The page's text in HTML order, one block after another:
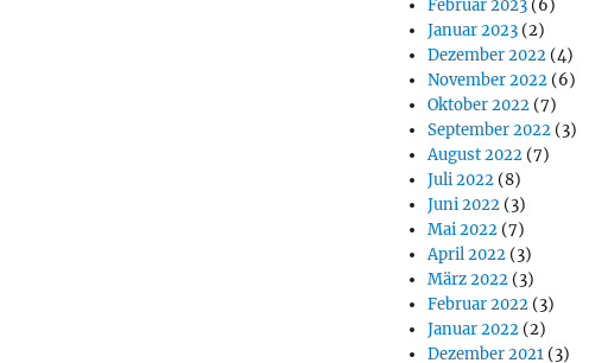
Februar 2023 (6)
Januar 2023 (2)
Dezember 2022 (4)
November 2022 (6)
Oktober 2022 (7)
September 2022 (3)
August 2022 (7)
Juli 2022 (8)
Juni 2022 (3)
Mai 2022 (7)
April 2022 (3)
März 2022 (3)
Februar 2022 (3)
Januar 2022 (2)
Dezember 2021 (3)